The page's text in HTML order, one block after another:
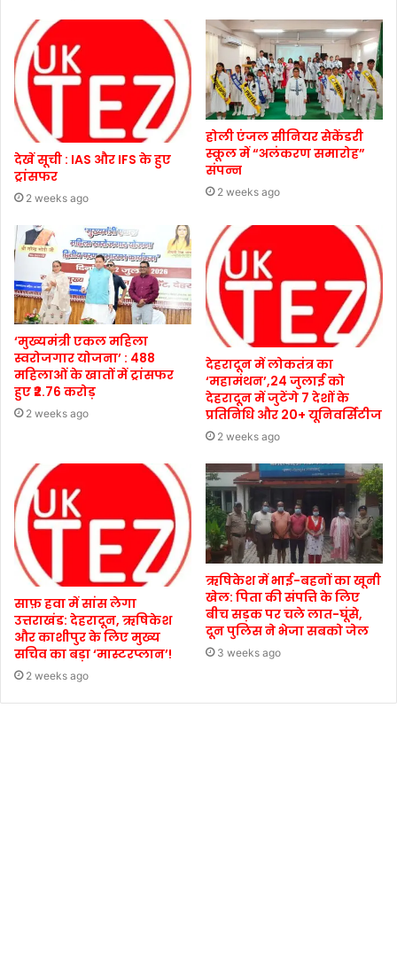
देखें सूची : IAS और IFS के हुए
ट्रांसफर
2 weeks ago
होली एंजल सीनियर सेकेंडरी
स्कूल में “अलंकरण समारोह”
संपन्न
2 weeks ago
‘मुख्यमंत्री एकल महिला
स्वरोजगार योजना’ : 488
महिलाओं के खातों में ट्रांसफर
हुए ₹2.76 करोड़
2 weeks ago
देहरादून में लोकतंत्र का
‘महामंथन’,24 जुलाई को
देहरादून में जुटेंगे 7 देशों के
प्रतिनिधि और 20+ यूनिवर्सिटीज
2 weeks ago
साफ़ हवा में सांस लेगा
उत्तराखंड: देहरादून, ऋषिकेश
और काशीपुर के लिए मुख्य
सचिव का बड़ा ‘मास्टरप्लान’!
2 weeks ago
ऋषिकेश में भाई-बहनों का खूनी
खेल: पिता की संपत्ति के लिए
बीच सड़क पर चले लात-घूंसे,
दून पुलिस ने भेजा सबको जेल
3 weeks ago